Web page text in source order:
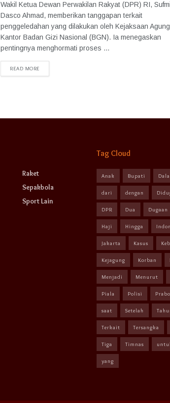
Wakil Ketua Dewan Perwakilan Rakyat (DPR) RI, Sufmi
Dasco Ahmad, memberikan tanggapan terkait
penggeledahan yang dilakukan oleh Kejaksaan
Kantor Badan Gizi Nasional (BGN). Ia menegaskan
pentingnya menghormati proses ...
READ MORE
Raket
Sepakbola
Sport Lain
Tag Cloud
Anak Bupati
dari dengan
DPR Dua Dugaan
Haji Hingga
Jakarta Kasus
Kejagung Korban
Menjadi Menurut
Piala Polisi
saat Setelah
Terkait Tersangka
Tiga Timnas
yang